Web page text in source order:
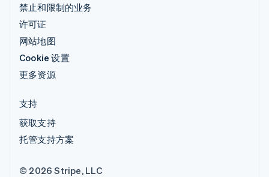
禁止和限制的业务
许可证
网站地图
Cookie 设置
更多资源
支持
获取支持
托管支持方案
© 2026 Stripe, LLC